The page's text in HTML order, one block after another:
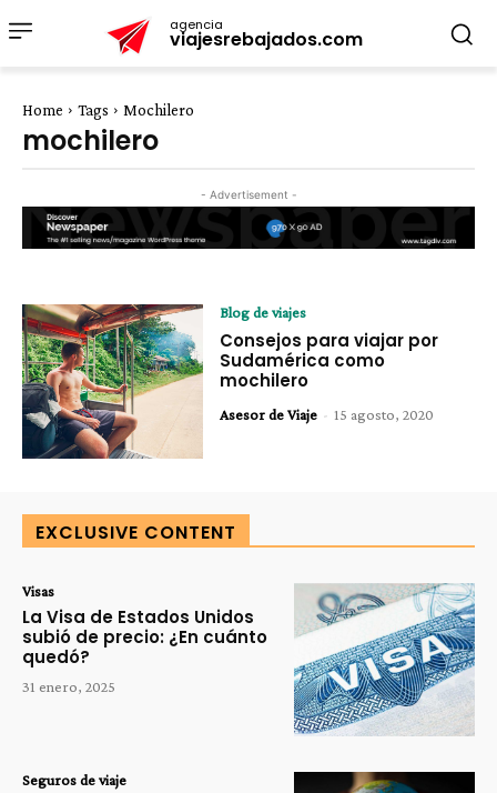
agencia
viajesrebajados.com
Home Tags Mochilero
mochilero
- Advertisement -
Blog de viajes
Consejos para viajar por
Sudamérica como
mochilero
Asesor de Viaje - 15 agosto, 2020
EXCLUSIVE CONTENT
Visas
La Visa de Estados Unidos
subió de precio: ¿En cuánto
quedó?
31 enero, 2025
Seguros de viaje